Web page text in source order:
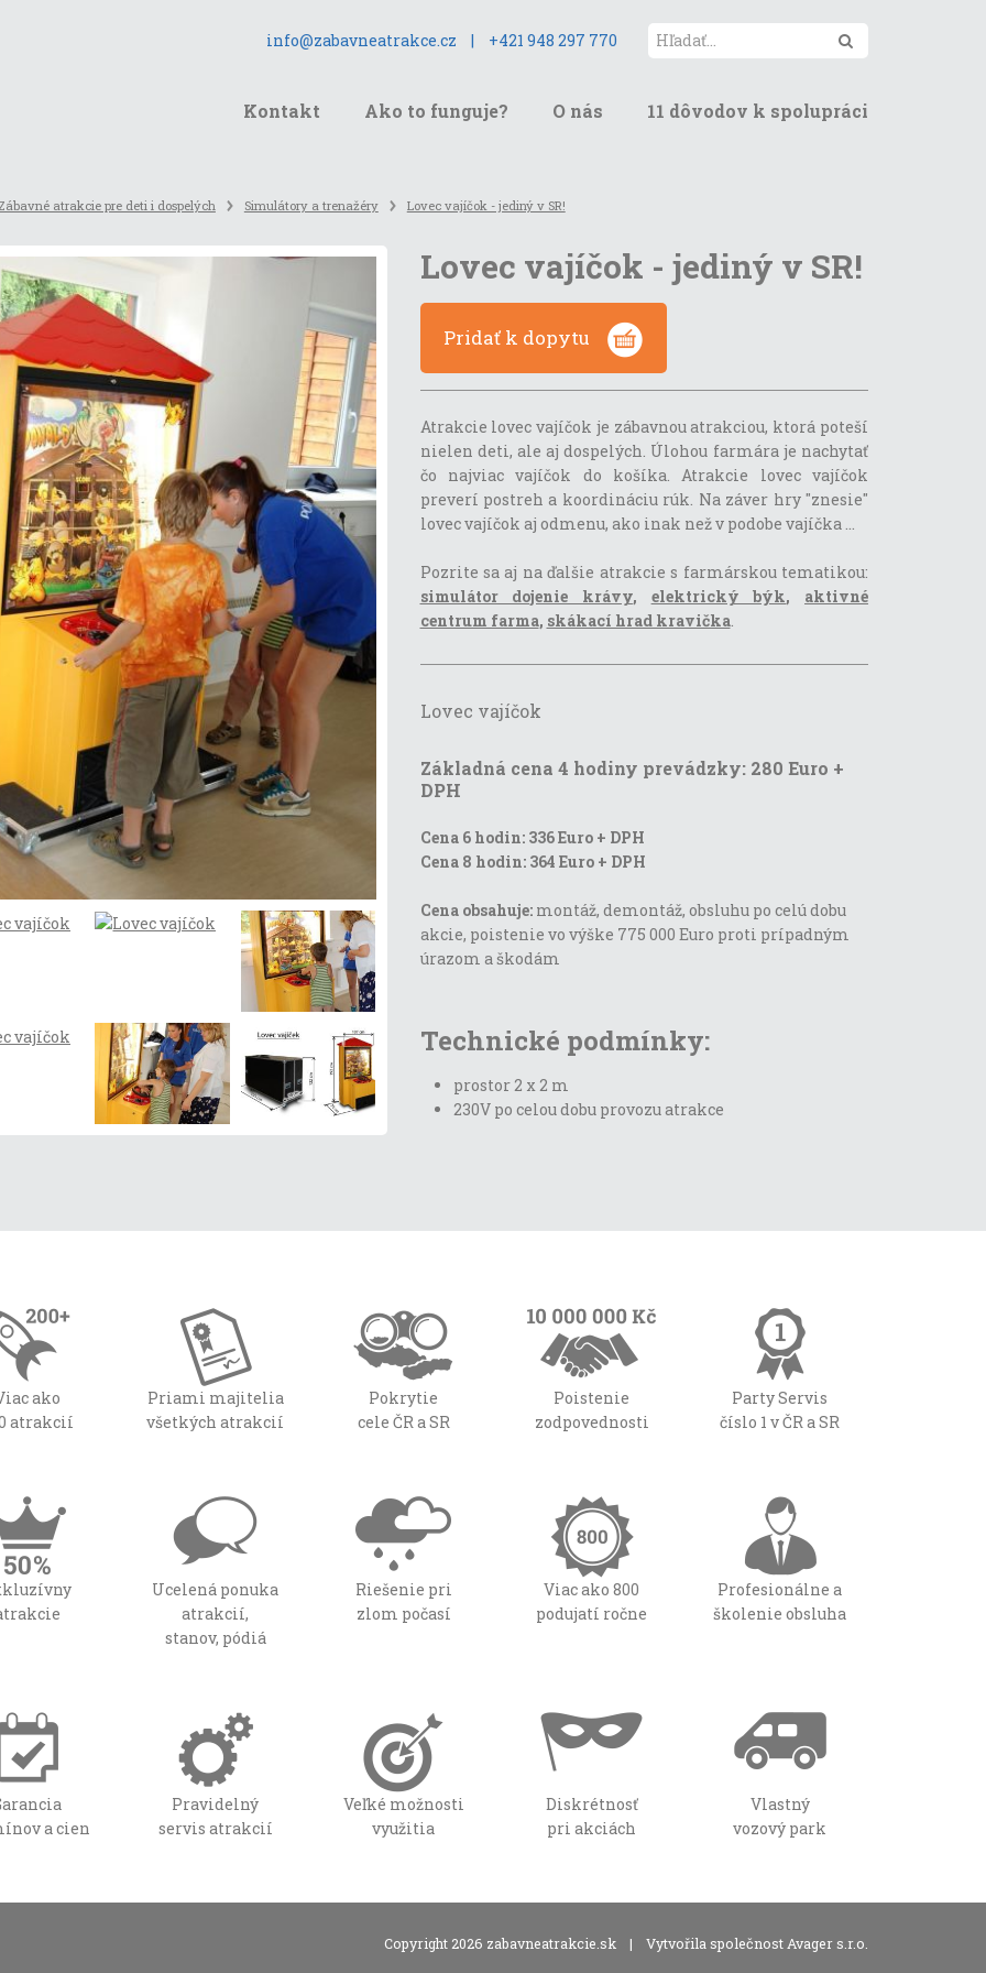
info@zabavneatrakce.cz | +421 948 297 770
Kontakt Ako to funguje? O nás 11 dôvodov k spolupráci
atrakcie pre deti i dospelých Simulátory a trenažéry Lovec vajíčok - jediný v SR!
Lovec vajíčok - jediný v SR!
Pridať k dopytu
Atrakcie lovec vajíčok je zábavnou atrakciou, ktorá poteší
nielen deti, ale aj dospelých. Úlohou farmára je nachytať
čo najviac vajíčok do košíka. Atrakcie lovec vajíčok
preverí postreh a koordináciu rúk. Na záver hry "znesie"
lovec vajíčok aj odmenu, ako inak než v podobe vajíčka ...
Pozrite sa aj na ďalšie atrakcie s farmárskou tematikou:
simulátor dojenie krávy, elektrický býk, aktivné
centrum farma, skákací hrad kravička.
Lovec vajíčok
Základná cena 4 hodiny prevádzky: 280 Euro +
DPH
Cena 6 hodin: 336 Euro + DPH
Cena 8 hodin: 364 Euro + DPH
Cena obsahuje:montáž, demontáž, obsluhu po celú dobu
akcie, poistenie vo výške 775 000 Euro proti prípadným
úrazom a škodám
Technické podmínky:
prostor 2 x 2 m
230V po celou dobu provozu atrakce
ako
atrakcií
Priami majitelia
všetkých atrakcií
Pokrytie
cele ČR a SR
Poistenie
zodpovednosti
Party Servis
číslo 1 v ČR a SR
Ucelená ponuka
atrakcií,
stanov, pódiá
Riešenie pri
zlom počasí
Viac ako 800
podujatí ročne
Profesionálne a
školenie obsluha
a cien
Pravidelný
servis atrakcií
Veľké možnosti
využitia
Diskrétnosť
pri akciách
Vlastný
vozový park
Copyright 2026 zabavneatrakcie.sk | Vytvořila společnost Avager s.r.o.